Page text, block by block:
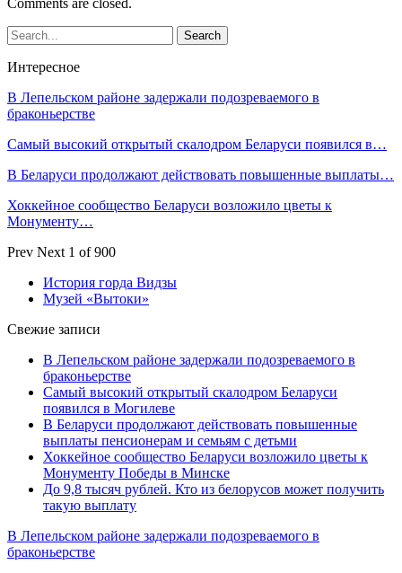
Интересное
В Лепельском районе задержали подозреваемого в
браконьерстве
Самый высокий открытый скалодром Беларуси появился в…
В Беларуси продолжают действовать повышенные выплаты…
Хоккейное сообщество Беларуси возложило цветы к
Монументу…
Prev Next 1 of 900
История горда Видзы
Музей «Вытоки»
Свежие записи
В Лепельском районе задержали подозреваемого в
браконьерстве
Самый высокий открытый скалодром Беларуси
появился в Могилеве
В Беларуси продолжают действовать повышенные
выплаты пенсионерам и семьям с детьми
Хоккейное сообщество Беларуси возложило цветы к
Монументу Победы в Минске
До 9,8 тысяч рублей. Кто из белорусов может получить
такую выплату
В Лепельском районе задержали подозреваемого в
браконьерстве